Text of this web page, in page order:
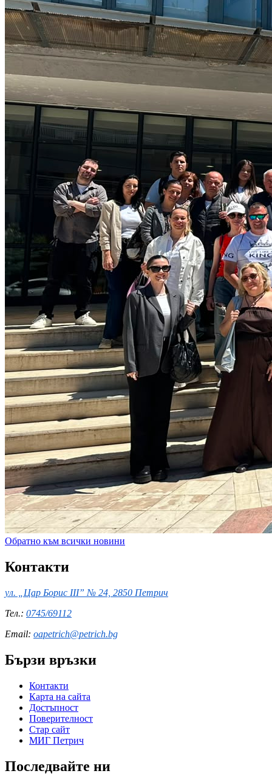
Обратно към всички новини
Контакти
ул. „Цар Борис III” № 24, 2850 Петрич
Тел.: 0745/69112
Email: oapetrich@petrich.bg
Бързи връзки
Контакти
Карта на сайта
Достъпност
Поверителност
Стар сайт
МИГ Петрич
Последвайте ни